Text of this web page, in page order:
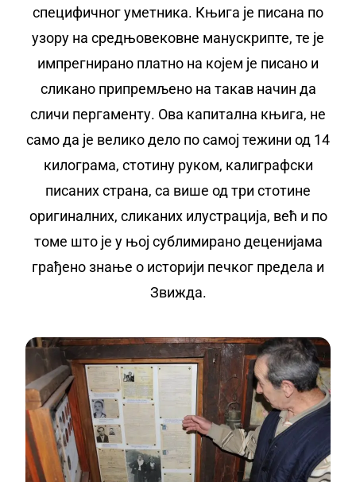
специфичног уметника. Књига је писана по
узору на средњовековне манускрипте, те је
импрегнирано платно на којем је писано и
сликано припремљено на такав начин да
сличи пергаменту. Ова капитална књига, не
само да је велико дело по самој тежини од 14
килограма, стотину руком, калиграфски
писаних страна, са више од три стотине
оригиналних, сликаних илустрација, већ и по
томе што је у њој сублимирано деценијама
грађено знање о историји печког предела и
Звижда.